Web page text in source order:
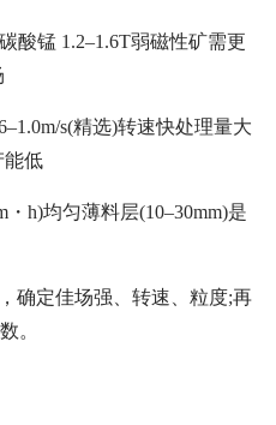
酸锰 1.2–1.6T弱磁性矿需更
s(精选)转速快处理量大
能低
h)均匀薄料层(10–30mm)是
确定佳场强、转速、粒度;再
。